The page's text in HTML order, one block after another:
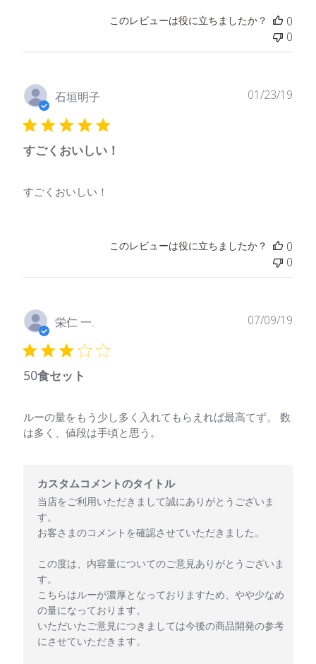
このレビューは役に立ちましたか？
0
0
石垣明子
すごくおいしい！
すごくおいしい！
公
01/23/19
このレビューは役に立ちましたか？
0
0
栄仁 一.
50食セット
ルーの量をもう少し多く入れてもらえれば最高てず。 数
は多く、値段は手頃と思う。
カスタムコメントのタイトル
当店をご利用いただきまして誠にありがとうございま
す。
お客さまのコメントを確認させていただきました。
この度は、内容量についてのご意見ありがとうございま
す。
こちらはルーが濃厚となっておりますため、やや少なめ
の量になっております。
いただいたご意見につきましては今後の商品開発の参考
にさせていただきます。
公
07/09/19